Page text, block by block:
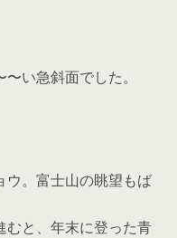
い急斜面でした。
ウ。富士山の眺望もば
むと、年末に登った青